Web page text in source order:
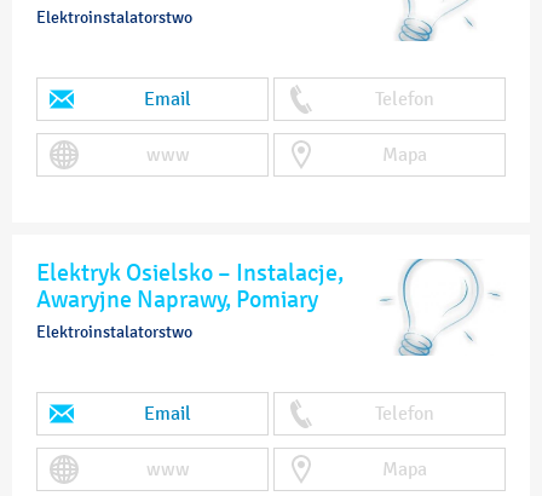
Elektroinstalatorstwo
Email Telefon
www Mapa
Elektryk Osielsko – Instalacje,
Awaryjne Naprawy, Pomiary
Elektroinstalatorstwo
Email Telefon
www Mapa